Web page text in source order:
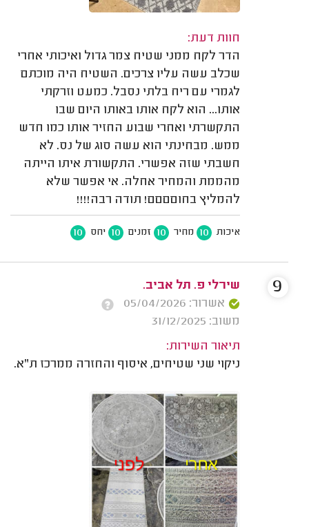
חוות דעת:
הדר לקח ממני שטיח צמר גדול ואיכותי אחרי
שכלב עשה עליו צרכים. השטיח היה מוכתם
לגמרי עם ריח בלתי נסבל. כמעט וזרקתי
אותו... הוא לקח אותו באותו היום שבו
התקשרתי ואחרי שבוע החזיר אותו כמו חדש
ממש. מבחינתי הוא עשה סוג של נס. לא
חשבתי שזה אפשרי. התקשורת איתו הייתה
מהממת והמחיר אחלה. אי אפשר שלא
להמליץ בחוםםםם! תודה רבה!!!!
איכות 10 מחיר 10 זמנים 10 יחס 10
שירלי פ. תל אביב.
אשרור: 05/04/2026
משוב: 31/12/2025
תיאור השירות:
ניקוי שני שטיחים, איסוף והחזרה ממרכז ת"א.
9